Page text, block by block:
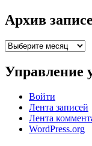
Архив
Архив
Управление
Войти
Лента записей
Лента
WordPress.org